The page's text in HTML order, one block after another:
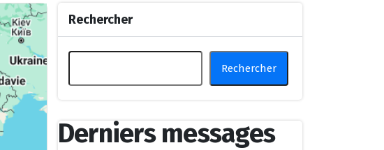
Rechercher
Rechercher
Derniers messages